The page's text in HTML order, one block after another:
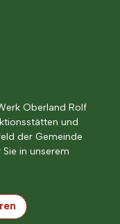
Oberland Rolf
und
der Gemeinde
in unserem